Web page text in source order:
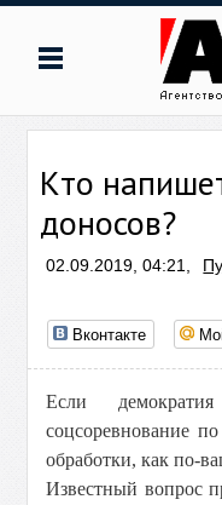
Кто
доносов?
02.09.2019, 04:21,
Вконтакте
Eсли
соцсоревнование
обработки, как по-
Известный вопрос